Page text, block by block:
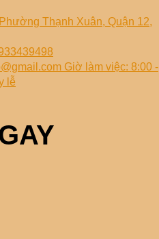
Thạnh Xuân, Quận 12,
Giờ làm việc: 8:00 -
lễ